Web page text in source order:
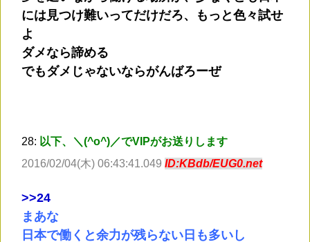
には見つけ難いってだけだろ、もっと色々試せ
よ
ダメなら諦める
でもダメじゃないならがんばろーぜ
28: 以下、＼(^o^)／でVIPがお送りします
2016/02/04(木) 06:43:41.049 ID:KBdb/EUG0.net
>>24
まあな
日本で働くと余力が残らない日も多いし